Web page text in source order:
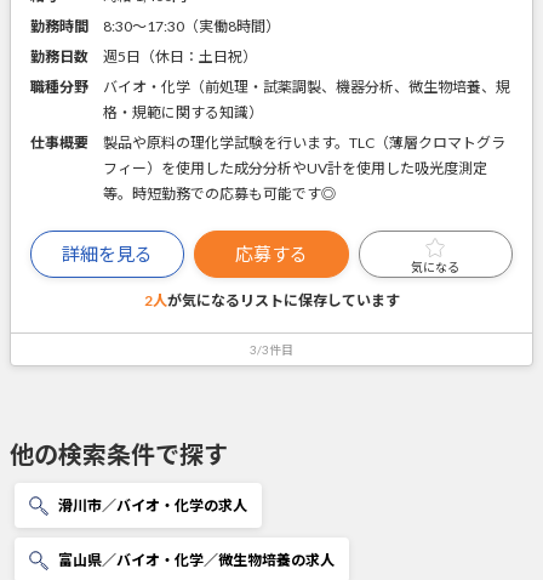
勤務時間
8:30～17:30（実働8時間）
勤務日数
週5日（休日：土日祝）
職種分野
バイオ・化学（前処理・試薬調製、機器分析、微生物培養、規
格・規範に関する知識）
仕事概要
製品や原料の理化学試験を行います。TLC（薄層クロマトグラ
フィー）を使用した成分分析やUV計を使用した吸光度測定
等。時短勤務での応募も可能です◎
詳細を見る 応募する
気になる
2人が気になるリストに保存しています
3/3件目
他の検索条件で探す
滑川市／バイオ・化学の求人
富山県／バイオ・化学／微生物培養の求人